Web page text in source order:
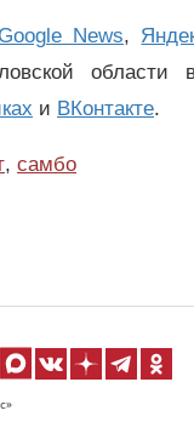
Google News,
области
и ВКонтакте.
, самбо